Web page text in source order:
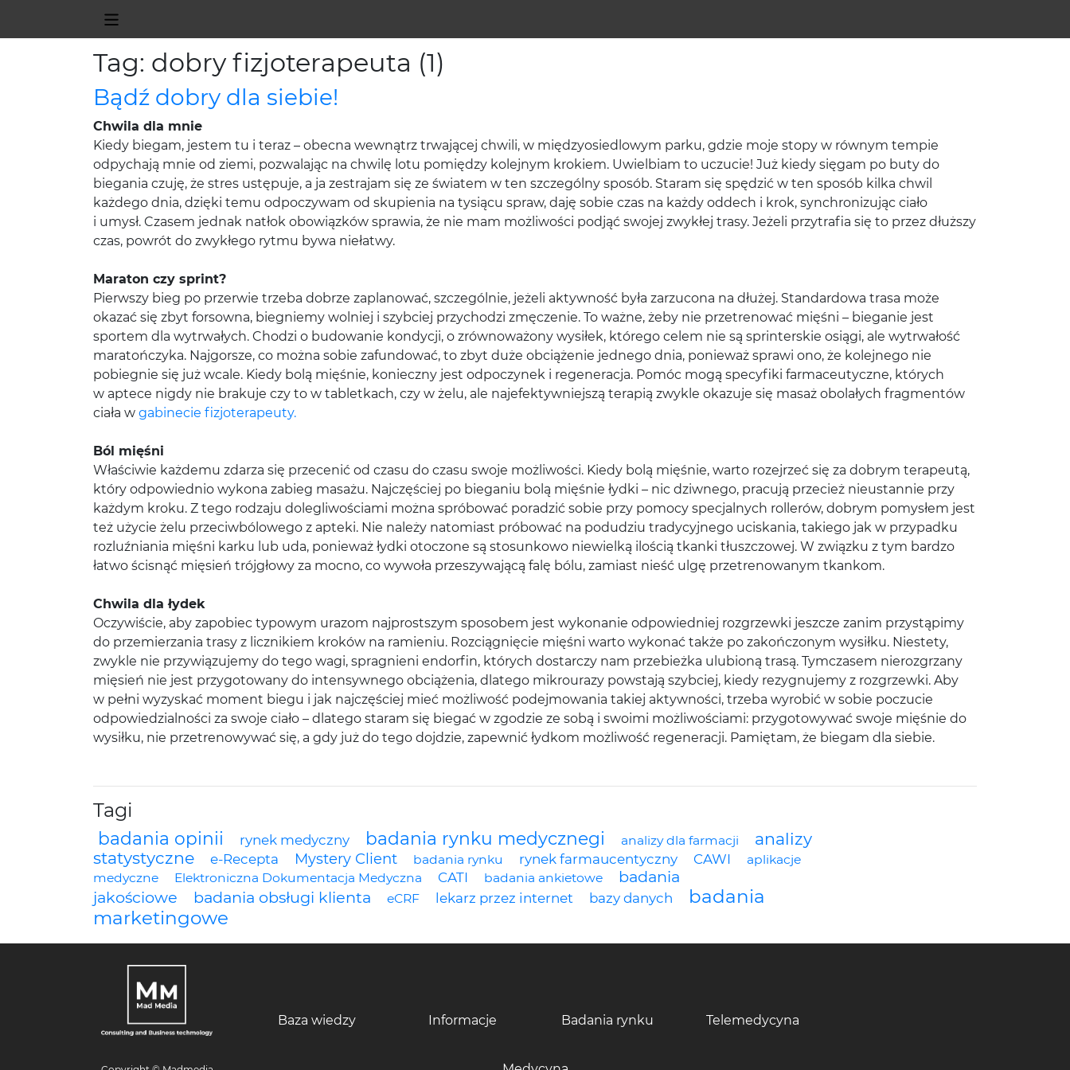
Tag: dobry fizjoterapeuta (1)
Bądź dobry dla siebie!
Chwila dla mnie
Kiedy biegam, jestem tu i teraz – obecna wewnątrz trwającej chwili, w międzyosiedlowym parku, gdzie moje stopy w równym tempie
odpychają mnie od ziemi, pozwalając na chwilę lotu pomiędzy kolejnym krokiem. Uwielbiam to uczucie! Już kiedy sięgam po buty do
biegania czuję, że stres ustępuje, a ja zestrajam się ze światem w ten szczególny sposób. Staram się spędzić w ten sposób kilka chwil
każdego dnia, dzięki temu odpoczywam od skupienia na tysiącu spraw, daję sobie czas na każdy oddech i krok, synchronizując ciało
i umysł. Czasem jednak natłok obowiązków sprawia, że nie mam możliwości podjąć swojej zwykłej trasy. Jeżeli przytrafia się to przez dłuższy
czas, powrót do zwykłego rytmu bywa niełatwy.
Maraton czy sprint?
Pierwszy bieg po przerwie trzeba dobrze zaplanować, szczególnie, jeżeli aktywność była zarzucona na dłużej. Standardowa trasa może
okazać się zbyt forsowna, biegniemy wolniej i szybciej przychodzi zmęczenie. To ważne, żeby nie przetrenować mięśni – bieganie jest
sportem dla wytrwałych. Chodzi o budowanie kondycji, o zrównoważony wysiłek, którego celem nie są sprinterskie osiągi, ale wytrwałość
maratończyka. Najgorsze, co można sobie zafundować, to zbyt duże obciążenie jednego dnia, ponieważ sprawi ono, że kolejnego nie
pobiegnie się już wcale. Kiedy bolą mięśnie, konieczny jest odpoczynek i regeneracja. Pomóc mogą specyfiki farmaceutyczne, których
w aptece nigdy nie brakuje czy to w tabletkach, czy w żelu, ale najefektywniejszą terapią zwykle okazuje się masaż obolałych fragmentów
ciała w gabinecie fizjoterapeuty.
Ból mięśni
Właściwie każdemu zdarza się przecenić od czasu do czasu swoje możliwości. Kiedy bolą mięśnie, warto rozejrzeć się za dobrym terapeutą,
który odpowiednio wykona zabieg masażu. Najczęściej po bieganiu bolą mięśnie łydki – nic dziwnego, pracują przecież nieustannie przy
każdym kroku. Z tego rodzaju dolegliwościami można spróbować poradzić sobie przy pomocy specjalnych rollerów, dobrym pomysłem jest
też użycie żelu przeciwbólowego z apteki. Nie należy natomiast próbować na podudziu tradycyjnego uciskania, takiego jak w przypadku
rozluźniania mięśni karku lub uda, ponieważ łydki otoczone są stosunkowo niewielką ilością tkanki tłuszczowej. W związku z tym bardzo
łatwo ścisnąć mięsień trójgłowy za mocno, co wywoła przeszywającą falę bólu, zamiast nieść ulgę przetrenowanym tkankom.
Chwila dla łydek
Oczywiście, aby zapobiec typowym urazom najprostszym sposobem jest wykonanie odpowiedniej rozgrzewki jeszcze zanim przystąpimy
do przemierzania trasy z licznikiem kroków na ramieniu. Rozciągnięcie mięśni warto wykonać także po zakończonym wysiłku. Niestety,
zwykle nie przywiązujemy do tego wagi, spragnieni endorfin, których dostarczy nam przebieżka ulubioną trasą. Tymczasem nierozgrzany
mięsień nie jest przygotowany do intensywnego obciążenia, dlatego mikrourazy powstają szybciej, kiedy rezygnujemy z rozgrzewki. Aby
w pełni wyzyskać moment biegu i jak najczęściej mieć możliwość podejmowania takiej aktywności, trzeba wyrobić w sobie poczucie
odpowiedzialności za swoje ciało – dlatego staram się biegać w zgodzie ze sobą i swoimi możliwościami: przygotowywać swoje mięśnie do
wysiłku, nie przetrenowywać się, a gdy już do tego dojdzie, zapewnić łydkom możliwość regeneracji. Pamiętam, że biegam dla siebie.
Tagi
badania opinii rynek medyczny badania rynku medycznegi analizy dla farmacji
analizy
statystyczne
e-Recepta Mystery Client badania rynku rynek farmaucentyczny CAWI
aplikacje
medyczne
Elektroniczna Dokumentacja Medyczna CATI badania ankietowe
badania
jakościowe
badania obsługi klienta eCRF lekarz przez internet bazy danych
badania
marketingowe
Baza wiedzy Informacje Badania rynku Telemedycyna